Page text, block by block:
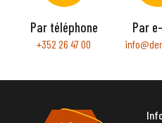
Par téléphone
+352 26 47 00
Par